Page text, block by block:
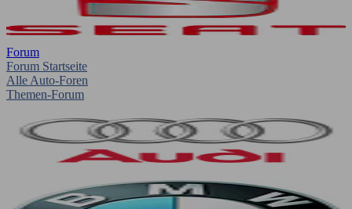
Forum
Forum Startseite
Alle Auto-Foren
Themen-Forum